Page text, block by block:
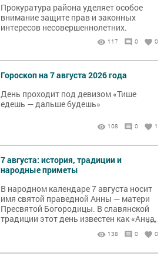
Прокуратура района уделяет особое
внимание защите прав и законных
интересов несовершеннолетних.
117 0 0
Гороскоп на 7 августа 2026 года
День проходит под девизом «Тише
едешь — дальше будешь»
108 0 1
7 августа: история, традиции и
народные приметы
В народном календаре 7 августа носит
имя святой праведной Анны — матери
Пресвятой Богородицы. В славянской
традиции этот день известен как «Анна
Летняя», «Анна Холодница» или
«Зимоуказательница». С этого момента
...
138 0 0